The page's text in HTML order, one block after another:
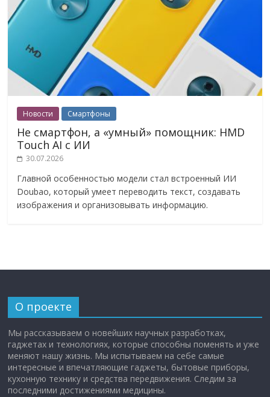
Новости Смартфоны
Не смартфон, а «умный» помощник: HMD
Touch AI с ИИ
30.07.2026
Главной особенностью модели стал встроенный ИИ
Doubao, который умеет переводить текст, создавать
изображения и организовывать информацию.
О проекте
Мы рассказываем о новейших научных разработках,
гаджетах и технологиях, которые способны поменять и уже
меняют нашу жизнь. Мы испытываем на себе самые
интересные и впечатляющие гаджеты, бытовые приборы,
кухонную технику и средства передвижения. Следим за
последними достижениями медицины.